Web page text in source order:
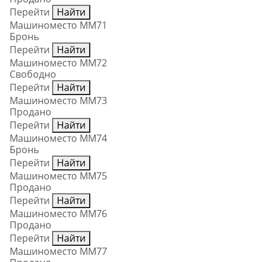
Перейти
Найти
Машиноместо ММ71
Бронь
Перейти
Найти
Машиноместо ММ72
Свободно
Перейти
Найти
Машиноместо ММ73
Продано
Перейти
Найти
Машиноместо ММ74
Бронь
Перейти
Найти
Машиноместо ММ75
Продано
Перейти
Найти
Машиноместо ММ76
Продано
Перейти
Найти
Машиноместо ММ77